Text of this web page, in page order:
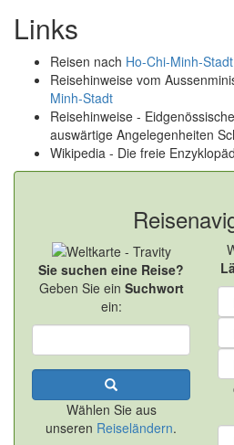
Links
Reisen nach Ho-Chi-Minh-Stadt
Reisehinweise vom
Minh-Stadt
Reisehinweise -
auswärtige Angelegenheiten
Wikipedia - Die freie
Sie suchen eine Reise?
Geben Sie ein Suchwort
ein:
Wählen Sie aus
unseren Reiseländern.